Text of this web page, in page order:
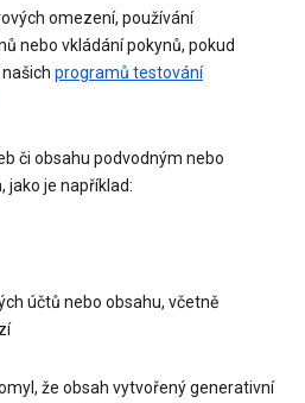
omezení, používání
nebo vkládání pokynů, pokud
programů testování
či obsahu podvodným nebo
jako je například:
účtů nebo obsahu, včetně
že obsah vytvořený generativní